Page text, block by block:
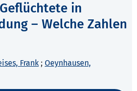
in
– Welche Zahlen
Frank ; Oeynhausen,